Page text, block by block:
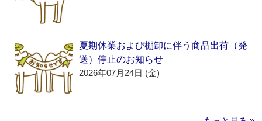
夏期休業および棚卸に伴う商品出荷（発
送）停止のお知らせ
2026年07月24日 (金)